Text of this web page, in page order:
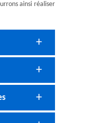
ainsi réaliser